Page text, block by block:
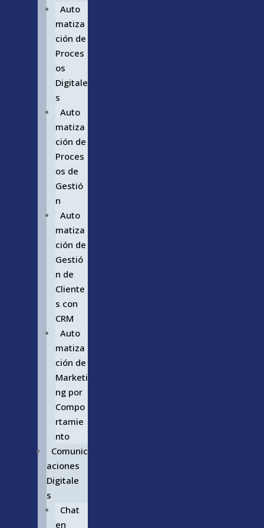
Auto
matiza
ción de
Proces
os
Digitale
s
Auto
matiza
ción de
Proces
os de
Gestió
n
Auto
matiza
ción de
Gestió
n de
Cliente
s con
CRM
Auto
matiza
ción de
Marketi
ng por
Compo
rtamie
nto
Comunic
aciones
Digitale
s
Chat
en